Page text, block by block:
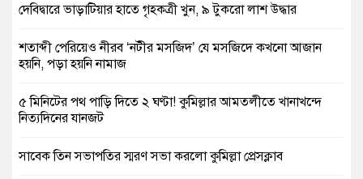
দেবিদ্বারে ভাড়াটিয়ার হাতে গৃহকত্রী খুন, ৯ টুকরো লাশ উদ্ধার
শতাব্দী পেরিয়েও নীরব ‘নটীর মসজিদ’ যে মসজিদে কখনো আজান
হয়নি, পড়া হয়নি নামাজ
৫ মিনিটের পথ পাড়ি দিতে ২ ঘণ্টা! কুমিল্লার আমতলীতে খানাখন্দে
নিত্যদিনের যানজট
সাবেক তিন সভাপতির স্মরণ সভা করলো কুমিল্লা প্রেসক্লাব